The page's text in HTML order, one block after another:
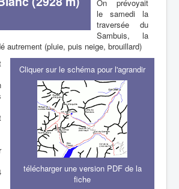
On prévoyait
le samedi la
traversée du
Sambuis, la
autrement (pluie, puis neige, brouillard)
Cliquer sur le schéma pour l'agrandir
télécharger une version PDF de la
fiche